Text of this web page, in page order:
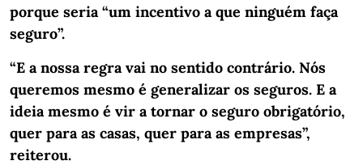
porque seria “um incentivo a que ninguém faça
seguro”.
“E a nossa regra vai no sentido contrário. Nós
queremos mesmo é generalizar os seguros. E a
ideia mesmo é vir a tornar o seguro obrigatório,
quer para as casas, quer para as empresas”,
reiterou.